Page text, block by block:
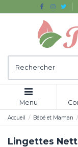
Menu
Accueil Bébé et Maman
Lingettes